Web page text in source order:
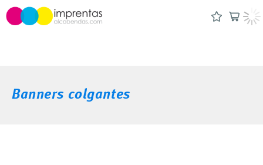
Banners colgantes